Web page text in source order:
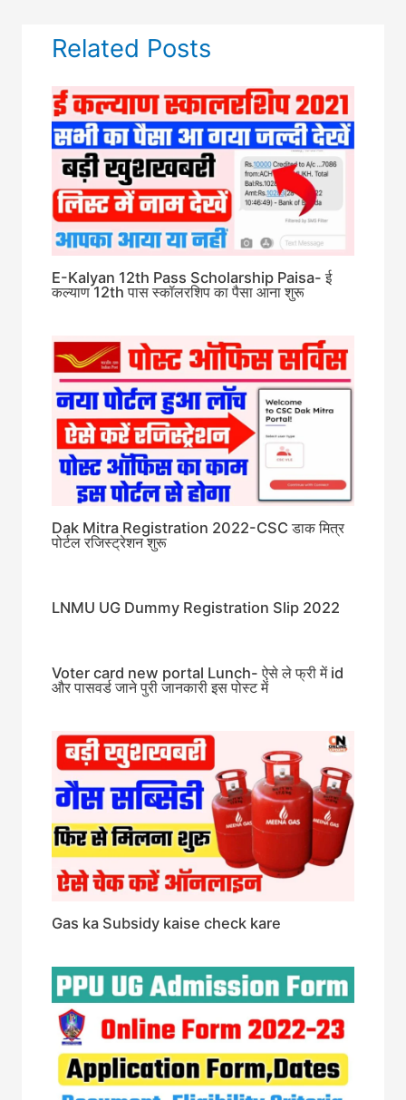
Related Posts
E-Kalyan 12th Pass Scholarship Paisa- ई
कल्याण 12th पास स्कॉलरशिप का पैसा आना शुरू
Dak Mitra Registration 2022-CSC डाक मित्र
पोर्टल रजिस्ट्रेशन शुरू
LNMU UG Dummy Registration Slip 2022
Voter card new portal Lunch- ऐसे ले फ्री में id
और पासवर्ड जाने पुरी जानकारी इस पोस्ट में
Gas ka Subsidy kaise check kare